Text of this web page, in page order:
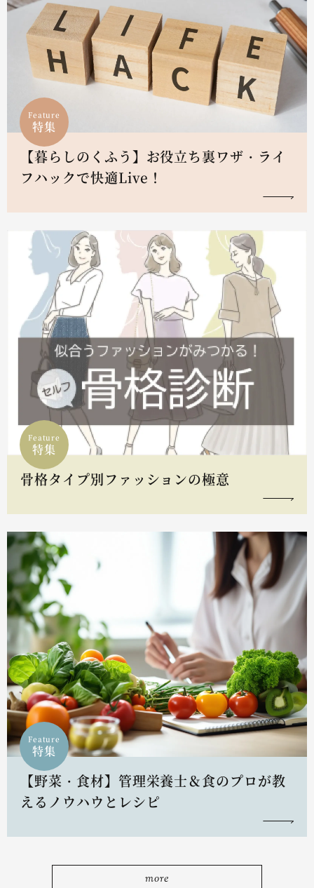
Feature
特集
【暮らしのくふう】お役立ち裏ワザ・ライ
フハックで快適Live！
Feature
特集
骨格タイプ別ファッションの極意
Feature
特集
【野菜・食材】管理栄養士＆食のプロが教
えるノウハウとレシピ
more